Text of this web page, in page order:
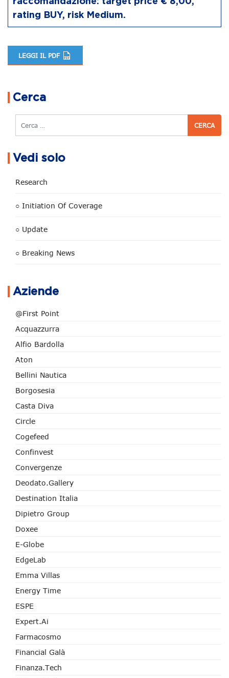
rating BUY, risk Medium.
LEGGI IL PDF
Cerca
Cerca
Vedi solo
Research
○ Initiation Of Coverage
○ Update
○ Breaking News
Aziende
@First Point
Acquazzurra
Alfio Bardolla
Aton
Bellini Nautica
Borgosesia
Casta Diva
Circle
Cogefeed
Confinvest
Convergenze
Deodato.Gallery
Destination Italia
Dipietro Group
Doxee
E-Globe
EdgeLab
Emma Villas
Energy Time
ESPE
Expert.ai
Farmacosmo
Financial Galà
Finanza.tech